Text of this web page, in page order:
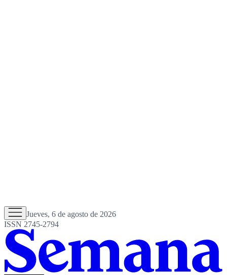
Jueves, 6 de agosto de 2026
ISSN 2745-2794